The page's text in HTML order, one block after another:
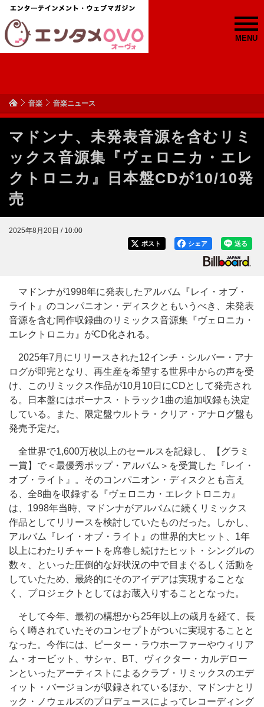
MENU
音楽 音楽ニュース
マドンナ、未発表音源を含むリミ
ックス音源集『ヴェロニカ・エレ
クトロニカ』日本盤CDが10/10発
売
2025年8月20日 / 10:00
送る
シェア
ポスト
マドンナが1998年に発表したアルバム『レイ・オブ・
ライト』のコンパニオン・ディスクともいうべき、未発表
音源を含む同作収録曲のリミックス音源集『ヴェロニカ・
エレクトロニカ』がCD化される。
2025年7月にリリースされた12インチ・シルバー・アナ
ログが即完となり、再生産を希望する世界中からの声を受
け、このリミックス作品が10月10日にCDとして発売され
る。日本盤にはボーナス・トラック1曲の追加収録も決定
している。また、限定盤ウルトラ・クリア・アナログ盤も
発売予定だ。
全世界で1,600万枚以上のセールスを記録し、【グラミ
ー賞】で＜最優秀ポップ・アルバム＞を受賞した『レイ・
オブ・ライト』。そのコンパニオン・ディスクとも言え
る、全8曲を収録する『ヴェロニカ・エレクトロニカ』
は、1998年当時、マドンナがアルバムに続くリミックス
作品としてリリースを検討していたものだった。しかし、
アルバム『レイ・オブ・ライト』の世界的大ヒット、1年
以上にわたりチャートを席巻し続けたヒット・シングルの
数々、といった圧倒的な好状況の中で目まぐるしく活動を
していたため、最終的にそのアイデアは実現することな
く、プロジェクトとしてはお蔵入りすることとなった。
そして今年、最初の構想から25年以上の歳月を経て、長
らく噂されていたそのコンセプトがついに実現することと
なった。今作には、ピーター・ラウホーファーやウィリア
ム・オービット、サシャ、BT、ヴィクター・カルデロー
ンといったアーティストによるクラブ・リミックスのエデ
ィット・バージョンが収録されているほか、マドンナとリ
ック・ノウェルズのプロデュースによってレコーディング